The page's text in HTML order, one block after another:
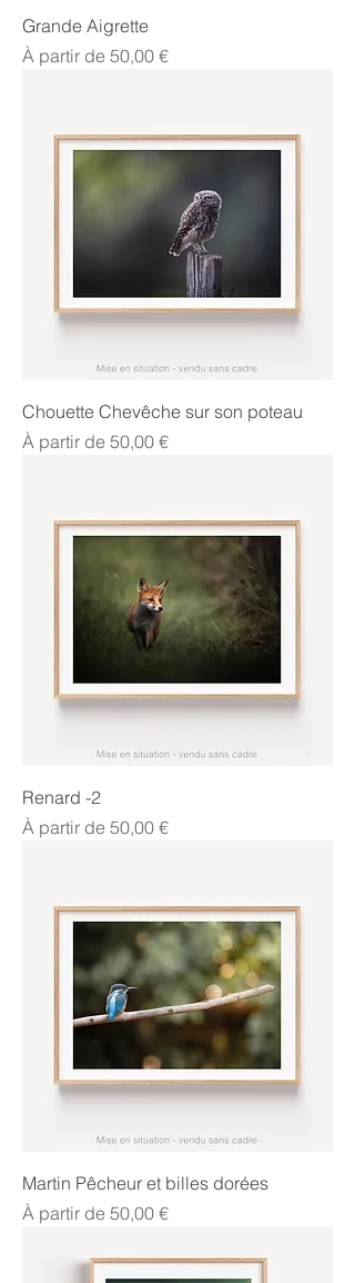
Grande Aigrette
À partir de 50,00 €
Prix promotionnel
Chouette Chevêche sur son poteau
À partir de 50,00 €
Prix promotionnel
Renard -2
À partir de 50,00 €
Prix promotionnel
Martin Pêcheur et billes dorées
À partir de 50,00 €
Prix promotionnel